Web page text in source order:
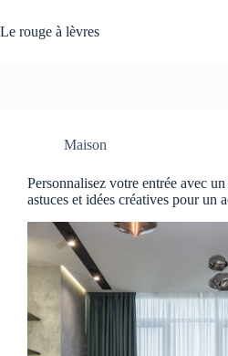
au
contenu
Le rouge à lèvres
Maison
Personnalisez votre entrée avec
astuces et idées créatives pour un